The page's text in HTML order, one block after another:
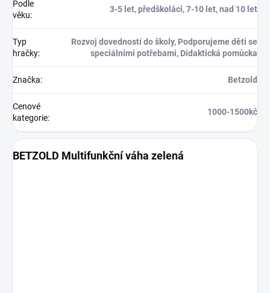
Podle
věku:
3-5 let, předškoláci, 7-10 let, nad 10 let
Typ
hračky:
Rozvoj dovedností do školy, Podporujeme děti se
speciálními potřebami, Didaktická pomůcka
Značka: Betzold
Cenové
kategorie:
1000-1500kč
BETZOLD Multifunkční váha zelená